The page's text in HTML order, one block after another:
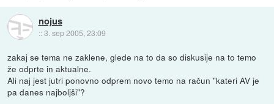
nojus
::3. sep 2005, 23:09
zakaj se tema ne zaklene, glede na to da so diskusije na to temo
že odprte in aktualne.
Ali naj jest jutri ponovno odprem novo temo na račun "kateri AV je
pa danes najboljši"?